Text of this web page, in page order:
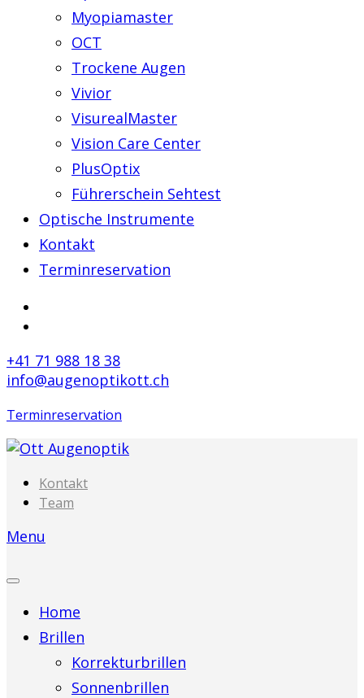
Myopiamaster
OCT
Trockene Augen
Vivior
VisurealMaster
Vision Care Center
PlusOptix
Führerschein Sehtest
Optische Instrumente
Kontakt
Terminreservation
+41 71 988 18 38
info@augenoptikott.ch
Terminreservation
Kontakt
Team
Menu
Home
Brillen
Korrekturbrillen
Sonnenbrillen